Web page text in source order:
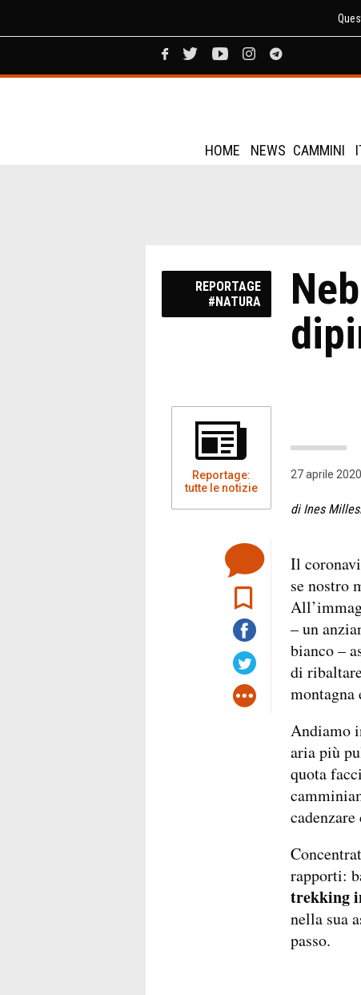
HOME NEWS CAMMINI
REPORTAGE
#NATURA
Reportage:
tutte le notizie
27 aprile
di Ines
Il
se nostro
– un
bianco –
di
montagna
Andiamo
aria più
quota
rapporti:
trekking
nella sua
passo.